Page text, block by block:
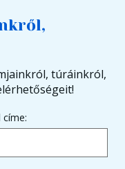
túráinkról,
címe: